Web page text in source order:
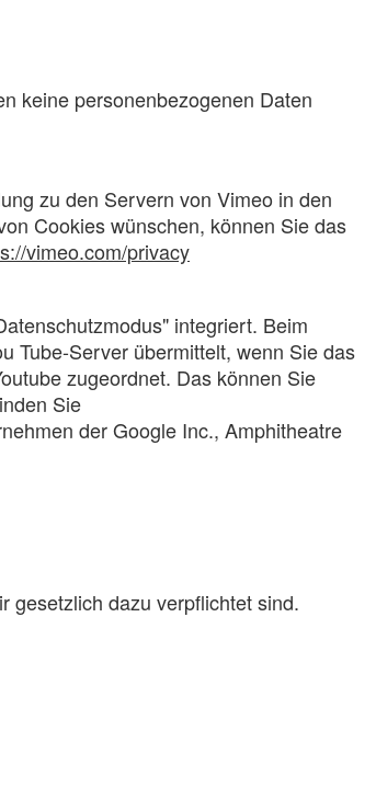
keine personenbezogenen Daten
zu den Servern von Vimeo in den
Cookies wünschen, können Sie das
vimeo.com/privacy
integriert. Beim
Tube-Server übermittelt, wenn Sie das
zugeordnet. Das können Sie
Sie
der Google Inc., Amphitheatre
gesetzlich dazu verpflichtet sind.